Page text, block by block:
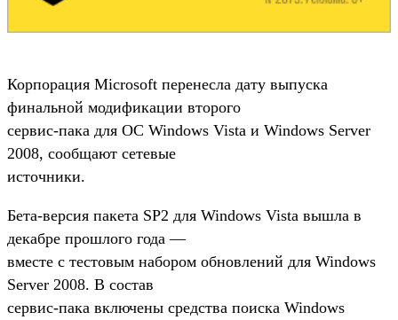
Корпорация Microsoft перенесла дату выпуска
финальной модификации второго
сервис-пака для ОС Windows Vista и Windows Server
2008, сообщают сетевые
источники.
Бета-версия пакета SP2 для Windows Vista вышла в
декабре прошлого года —
вместе с тестовым набором обновлений для Windows
Server 2008. В состав
сервис-пака включены средства поиска Windows